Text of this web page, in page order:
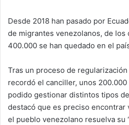
Desde 2018 han pasado por
de migrantes venezolanos, de
400.000 se han quedado en el
Tras un proceso de
recordó el canciller, unos
podido gestionar distintos tipos
destacó que es preciso encontrar
el pueblo venezolano resuelva su